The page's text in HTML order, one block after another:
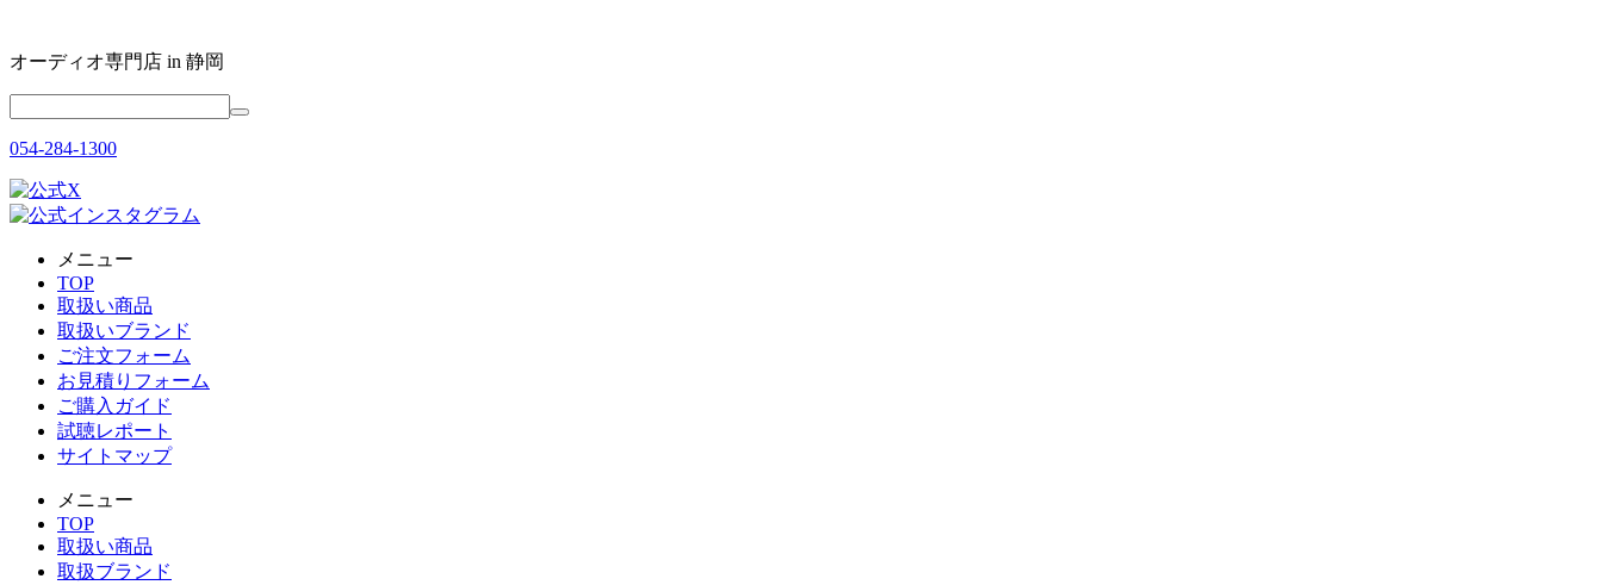
オーディオ専門店 in 静岡
054-284-1300
メニュー
TOP
取扱い商品
取扱いブランド
ご注文フォーム
お見積りフォーム
ご購入ガイド
試聴レポート
サイトマップ
メニュー
TOP
取扱い商品
取扱ブランド